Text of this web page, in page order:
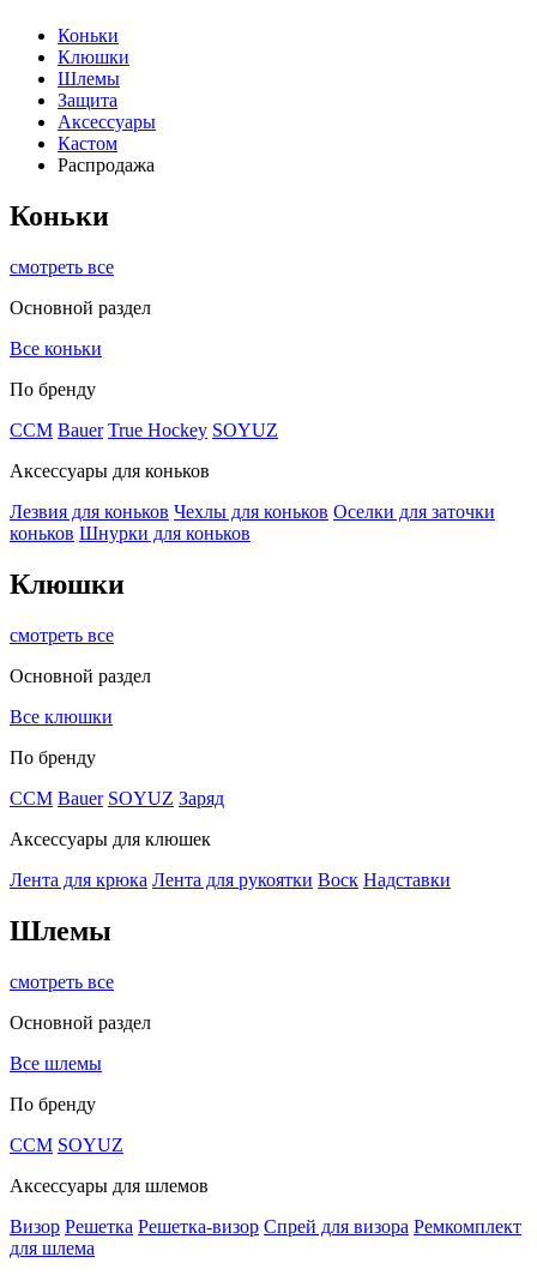
Коньки
Клюшки
Шлемы
Защита
Аксессуары
Кастом
Распродажа
Коньки
смотреть все
Основной раздел
Все коньки
По бренду
ССМ Bauer True Hockey SOYUZ
Аксессуары для коньков
Лезвия для коньков Чехлы для коньков Оселки для заточки
коньков Шнурки для коньков
Клюшки
смотреть все
Основной раздел
Все клюшки
По бренду
CCM Bauer SOYUZ Заряд
Аксессуары для клюшек
Лента для крюка Лента для рукоятки Воск Надставки
Шлемы
смотреть все
Основной раздел
Все шлемы
По бренду
CCM SOYUZ
Аксессуары для шлемов
Визор Решетка Решетка-визор Спрей для визора Ремкомплект
для шлема